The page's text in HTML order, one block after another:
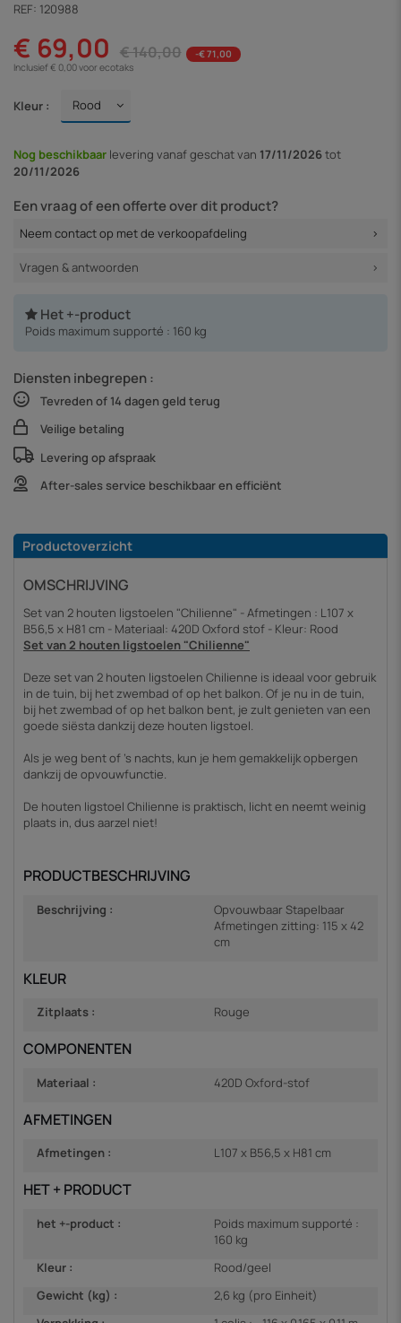
REF: 120988
€ 69,00 € 140,00
-€ 71,00
Inclusief € 0,00 voor ecotaks
Kleur :
Nog beschikbaar levering vanafgeschat van 17/11/2026tot
20/11/2026
Een vraag of een offerte over dit product?
Neem contact op met de verkoopafdeling
Vragen & antwoorden
Het +-product
Poids maximum supporté : 160 kg
Diensten inbegrepen :
Tevreden of 14 dagen geld terug
Veilige betaling
Levering op afspraak
After-sales service beschikbaar en efficiënt
Productoverzicht
OMSCHRIJVING
Set van 2 houten ligstoelen "Chilienne" - Afmetingen : L107 x
B56,5 x H81 cm - Materiaal: 420D Oxford stof - Kleur: Rood
Set van 2 houten ligstoelen "Chilienne"
Deze set van 2 houten ligstoelen Chilienne is ideaal voor gebruik
in de tuin, bij het zwembad of op het balkon. Of je nu in de tuin,
bij het zwembad of op het balkon bent, je zult genieten van een
goede siësta dankzij deze houten ligstoel.
Als je weg bent of 's nachts, kun je hem gemakkelijk opbergen
dankzij de opvouwfunctie.
De houten ligstoel Chilienne is praktisch, licht en neemt weinig
plaats in, dus aarzel niet!
PRODUCTBESCHRIJVING
Beschrijving :
Opvouwbaar Stapelbaar
Afmetingen zitting: 115 x 42
cm
KLEUR
Zitplaats : Rouge
COMPONENTEN
Materiaal : 420D Oxford-stof
AFMETINGEN
Afmetingen : L107 x B56,5 x H81 cm
HET + PRODUCT
het +-product :
Poids maximum supporté :
160 kg
Kleur :
Rood/geel
Gewicht (kg) :
2,6 kg (pro Einheit)